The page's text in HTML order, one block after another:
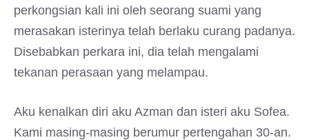
perkongsian kali ini oleh seorang suami yang
merasakan isterinya telah berlaku curang padanya.
Disebabkan perkara ini, dia telah mengalami
tekanan perasaan yang melampau.
Aku kenalkan diri aku Azman dan isteri aku Sofea.
Kami masing-masing berumur pertengahan 30-an.